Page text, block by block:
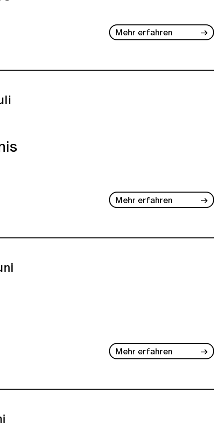
Mehr erfahren
Mehr erfahren
Mehr erfahren